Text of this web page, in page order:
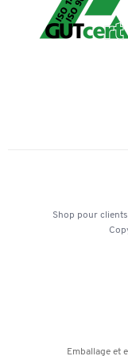
Transport
Services de A à Z
Durabilité
Histoire
Mastercard
Bancontact
Shop pour
Emballage et